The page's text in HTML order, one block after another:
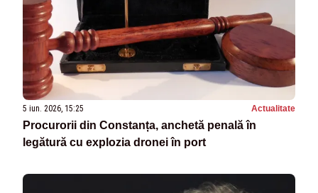
5 iun. 2026, 15:25 Actualitate
Procurorii din Constanța, anchetă penală în
legătură cu explozia dronei în port